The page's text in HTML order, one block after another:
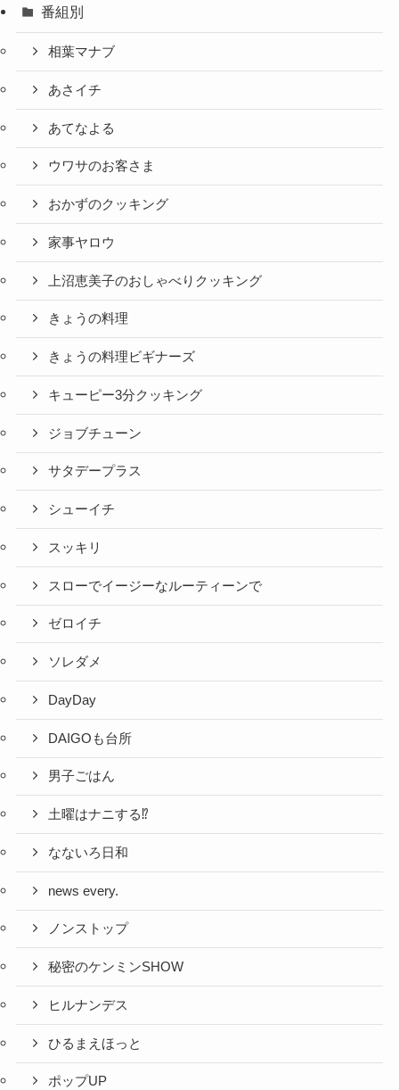
番組別
相葉マナブ
あさイチ
あてなよる
ウワサのお客さま
おかずのクッキング
家事ヤロウ
上沼恵美子のおしゃべりクッキング
きょうの料理
きょうの料理ビギナーズ
キューピー3分クッキング
ジョブチューン
サタデープラス
シューイチ
スッキリ
スローでイージーなルーティーンで
ゼロイチ
ソレダメ
DayDay
DAIGOも台所
男子ごはん
土曜はナニする⁉
なないろ日和
news every.
ノンストップ
秘密のケンミンSHOW
ヒルナンデス
ひるまえほっと
ポップUP